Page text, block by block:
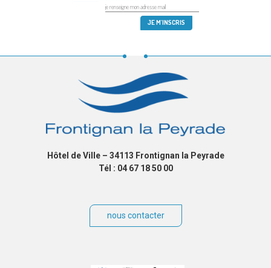
Hôtel de Ville – 34113 Frontignan la Peyrade
Tél : 04 67 18 50 00
nous contacter